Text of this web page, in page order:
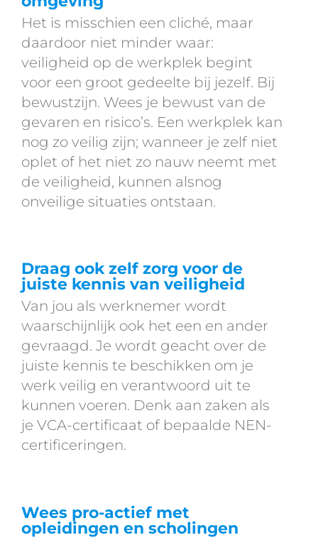
Het is misschien een cliché, maar
daardoor niet minder waar:
veiligheid op de werkplek begint
voor een groot gedeelte bij jezelf. Bij
bewustzijn. Wees je bewust van de
gevaren en risico’s. Een werkplek kan
nog zo veilig zijn; wanneer je zelf niet
oplet of het niet zo nauw neemt met
de veiligheid, kunnen alsnog
onveilige situaties ontstaan.
Draag ook zelf zorg voor de
juiste kennis van veiligheid
Van jou als werknemer wordt
waarschijnlijk ook het een en ander
gevraagd. Je wordt geacht over de
juiste kennis te beschikken om je
werk veilig en verantwoord uit te
kunnen voeren. Denk aan zaken als
je VCA-certificaat of bepaalde NEN-
certificeringen.
Wees pro-actief met
opleidingen en scholingen